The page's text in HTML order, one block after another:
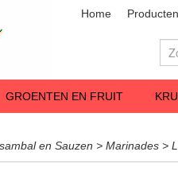
Home Producten
GROENTEN EN FRUIT
en Sauzen > Marinades >